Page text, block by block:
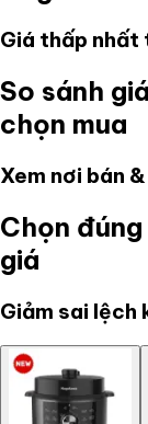
Giá thấp nhất
So sánh
chọn mua
Xem nơi bán
Chọn
giá
Giảm sai lệch